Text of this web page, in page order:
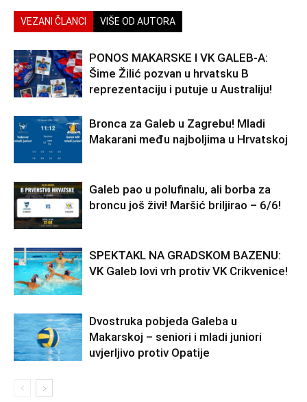
VEZANI ČLANCI VIŠE OD AUTORA
PONOS MAKARSKE I VK GALEB-A:
Šime Žilić pozvan u hrvatsku B
reprezentaciju i putuje u Australiju!
Bronca za Galeb u Zagrebu! Mladi
Makarani među najboljima u Hrvatskoj
Galeb pao u polufinalu, ali borba za
broncu još živi! Maršić briljirao – 6/6!
SPEKTAKL NA GRADSKOM BAZENU:
VK Galeb lovi vrh protiv VK Crikvenice!
Dvostruka pobjeda Galeba u
Makarskoj – seniori i mladi juniori
uvjerljivo protiv Opatije